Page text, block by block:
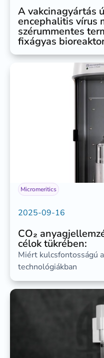
A vakcinagyártás
encephalitis vírus
szérummentes
fixágyas
Micromeritics
2025-09-16
CO₂
célok tükrében:
Miért kulcsfontosságú
technológiákban